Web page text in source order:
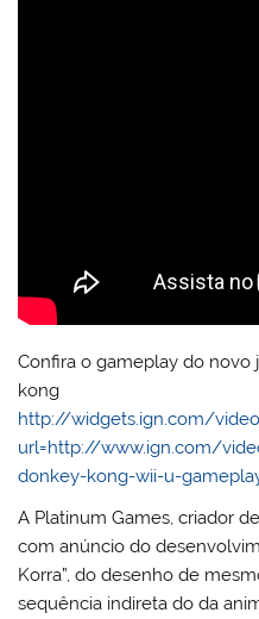
Confira o gameplay do novo
kong
http://widgets.ign.com/
url=http://www.ign.com/
donkey-kong-wii-u-
A Platinum Games, criador
com anúncio do
Korra”, do desenho de
sequência indireta do da